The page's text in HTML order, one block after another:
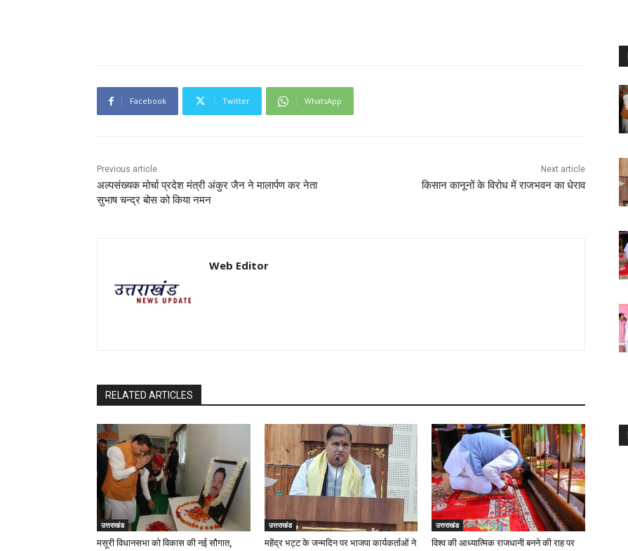
Facebook Twitter WhatsApp
Previous article
अल्पसंख्यक मोर्चा प्रदेश मंत्री अंकुर जैन ने मालार्पण कर नेता
सुभाष चन्द्र बोस को किया नमन
Next article
किसान कानूनों के विरोध में राजभवन का धेराव
Web Editor
RELATED ARTICLES
उत्तराखंड
मसूरी विधानसभा को विकास की नई सौगात,
उत्तराखंड
महेंद्र भट्ट के जन्मदिन पर भाजपा कार्यकर्ताओं ने
उत्तराखंड
विश्व की आध्यात्मिक राजधानी बनने की राह पर